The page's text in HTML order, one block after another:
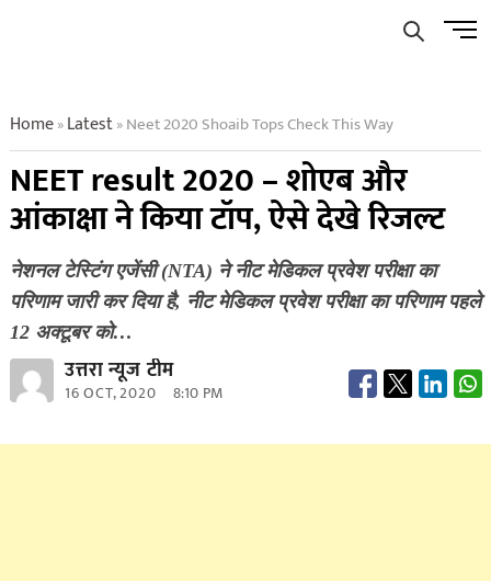
Menu
Home»Latest»Neet 2020 Shoaib Tops Check This Way
NEET result 2020 – शोएब और
आंकाक्षा ने किया टॉप, ऐसे देखे रिजल्ट
नेशनल टेस्टिंग एजेंसी (NTA) ने नीट मेडिकल प्रवेश परीक्षा का
परिणाम जारी कर दिया है, नीट मेडिकल प्रवेश परीक्षा का परिणाम पहले
12 अक्टूबर को…
उत्तरा न्यूज टीम
16 OCT, 2020 8:10 PM